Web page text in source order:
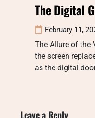
The Digital
February 11,
The Allure of the
the screen
as the digital
Leave a Reply